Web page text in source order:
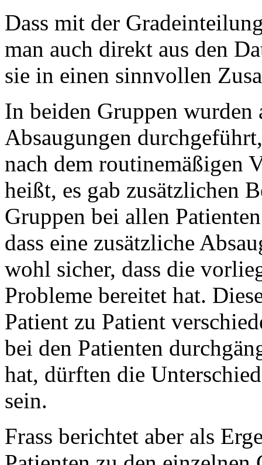
Dass mit der
man auch direkt aus den
sie in einen sinnvollen
In beiden Gruppen
Absaugungen
nach dem routinemäßigen
heißt, es gab zusätzlichen
Gruppen bei allen
dass eine zusätzliche
wohl sicher, dass die
Probleme bereitet hat.
Patient zu Patient
bei den Patienten
hat, dürften die
sein.
Frass berichtet aber als